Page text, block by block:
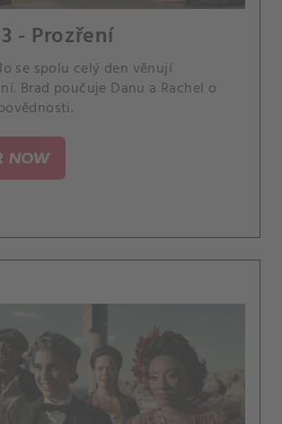
- Prozření
se spolu celý den věnují
Brad poučuje Danu a Rachel o
NOW